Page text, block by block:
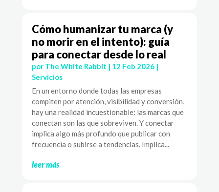
Cómo humanizar tu marca (y
no morir en el intento): guía
para conectar desde lo real
por The White Rabbit | 12 Feb 2026|
Servicios
En un entorno donde todas las empresas
compiten por atención, visibilidad y conversión,
hay una realidad incuestionable: las marcas que
conectan son las que sobreviven. Y conectar
implica algo más profundo que publicar con
frecuencia o subirse a tendencias. Implica...
leer más